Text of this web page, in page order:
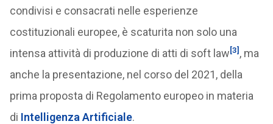
condivisi e consacrati nelle esperienze
costituzionali europee, è scaturita non solo una
intensa attività di produzione di atti di soft law[3] , ma
anche la presentazione, nel corso del 2021, della
prima proposta di Regolamento europeo in materia
di Intelligenza Artificiale.